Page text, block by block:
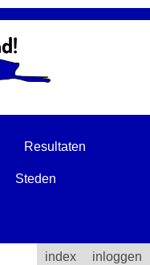
Resultaten
Steden
index inloggen